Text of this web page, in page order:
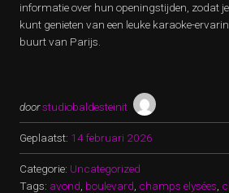
informatie over hun openingstijden, zodat
kunt genieten van een leuke karaoke-
buurt van Parijs.
doorstudiobaldesteinit
Geplaatst: 14 februari 2026
Categorie: Uncategorized
Tags: avond boulevard champs elysées